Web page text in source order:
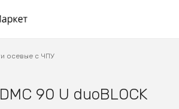
осевые с ЧПУ
90 U duoBLOCK